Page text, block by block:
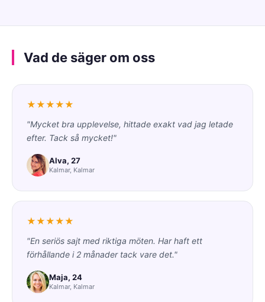
Vad de säger om oss
★★★★★
"Mycket bra upplevelse, hittade exakt vad jag letade
efter. Tack så mycket!"
Alva, 27
Kalmar, Kalmar
★★★★★
"En seriös sajt med riktiga möten. Har haft ett
förhållande i 2 månader tack vare det."
Maja, 24
Kalmar, Kalmar